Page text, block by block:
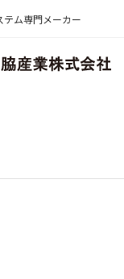
テム専門メーカー
ログイン